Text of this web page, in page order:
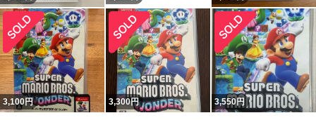
3,100円 3,300円 3,550円